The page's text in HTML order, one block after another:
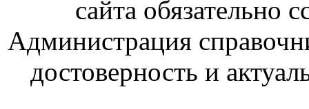
сайта обязательно
Администрация
достоверность и